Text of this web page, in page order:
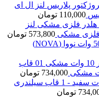
لنز ال ای
110,000 تومان
لنز
فلزی مشکی 573,800 تومان
قاب
734,000 تومان
قاب سیلندری
تومان